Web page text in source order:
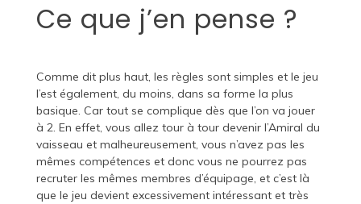
Ce que j’en pense ?
Comme dit plus haut, les règles sont simples et le jeu
l’est également, du moins, dans sa forme la plus
basique. Car tout se complique dès que l’on va jouer
à 2. En effet, vous allez tour à tour devenir l’Amiral du
vaisseau et malheureusement, vous n’avez pas les
mêmes compétences et donc vous ne pourrez pas
recruter les mêmes membres d’équipage, et c’est là
que le jeu devient excessivement intéressant et très